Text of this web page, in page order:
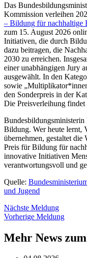
Das
Kommission verleihen
– Bildung für nachhaltige
zum 15. August 2026
Initiativen, die durch
dazu beitragen, die
2030 zu erreichen.
einer unabhängigen Jury
ausgewählt. In den
sowie
den Sonderpreis in der
Die Preisverleihung
Bildung. Wer heute lernt,
übernehmen, gestaltet
Preis für Bildung für
innovative Initiativen
verantwortungsvoll und
Quelle:
und Jugend
Nächste Meldung
Vorherige Meldung
Mehr News